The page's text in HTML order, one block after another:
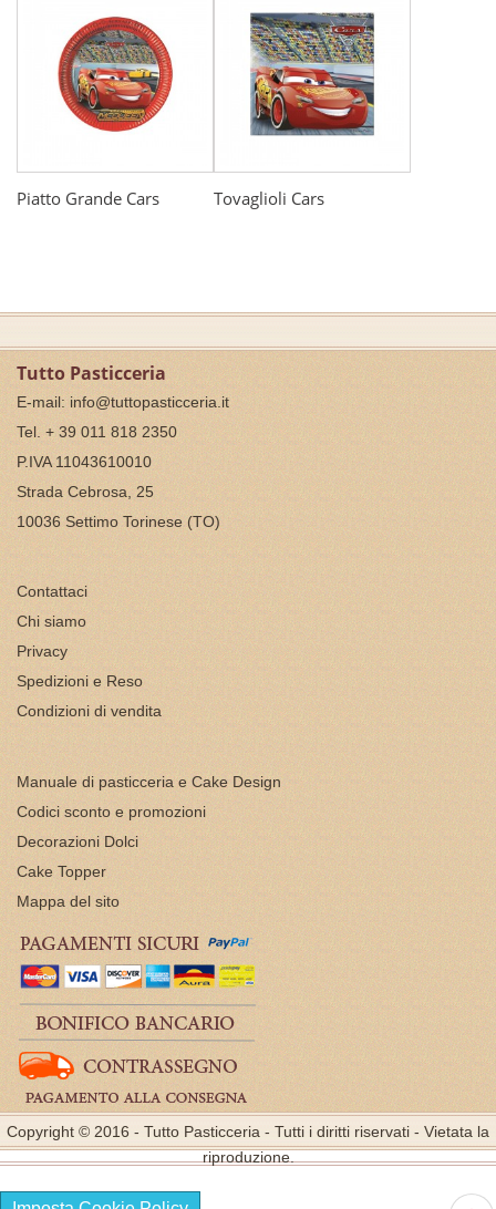
Piatto Grande Cars Tovaglioli Cars
Tutto Pasticceria
E-mail: info@tuttopasticceria.it
Tel. + 39 011 818 2350
P.IVA 11043610010
Strada Cebrosa, 25
10036 Settimo Torinese (TO)
Contattaci
Chi siamo
Privacy
Spedizioni e Reso
Condizioni di vendita
Manuale di pasticceria e Cake Design
Codici sconto e promozioni
Decorazioni Dolci
Cake Topper
Mappa del sito
Copyright © 2016 - Tutto Pasticceria - Tutti i diritti riservati - Vietata la
riproduzione.